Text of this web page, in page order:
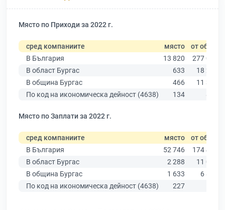
Място по Приходи за 2022 г.
сред компаниите място от общо
В България
13 820
277 019
В област Бургас
633
18 275
В община Бургас
466
11 315
По код на икономическа дейност (4638)
134 848
Място по Заплати за 2022 г.
сред компаниите място от общо
В България
52 746
174 403
В област Бургас
2 288
11 009
В община Бургас
1 633
6 879
По код на икономическа дейност (4638)
227